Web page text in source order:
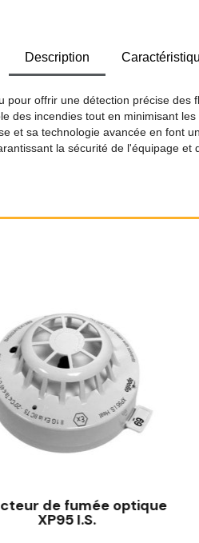
Description
offrir une détection précise
des incendies tout en minimisant
et sa technologie avancée en font
la sécurité de l'équipage et
de fumée optique
XP95 I.S.